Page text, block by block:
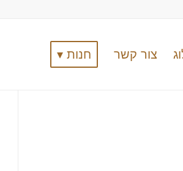
צור קשר חנות ▾